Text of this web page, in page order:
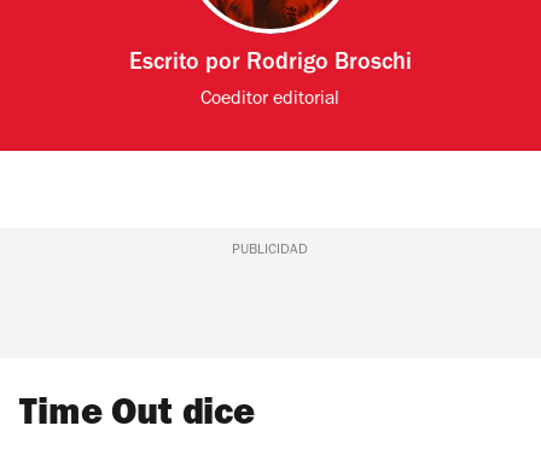
Escrito por Rodrigo Broschi
Coeditor editorial
PUBLICIDAD
Time Out dice